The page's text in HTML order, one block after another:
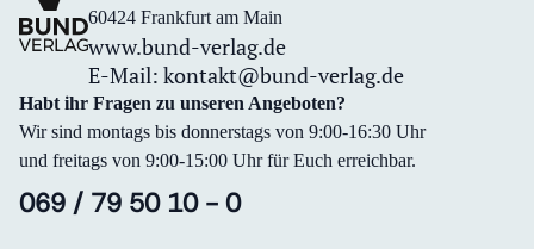
60424 Frankfurt am Main
www.bund-verlag.de
E-Mail: kontakt@bund-verlag.de
Habt ihr Fragen zu unseren Angeboten?
Wir sind montags bis donnerstags von 9:00-16:30 Uhr
und freitags von 9:00-15:00 Uhr für Euch erreichbar.
069 / 79 50 10 - 0